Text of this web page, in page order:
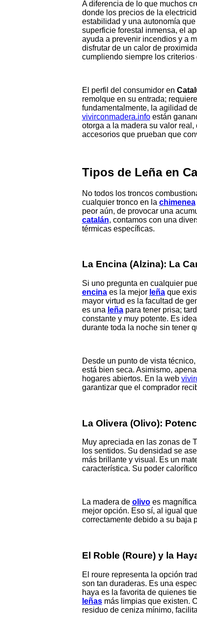
A diferencia de lo que muchos
donde los precios de la
estabilidad y una autonomía
superficie forestal inmensa, el
ayuda a prevenir incendios y a
disfrutar de un calor de
cumpliendo siempre los
El perfil del consumidor en
remolque en su entrada;
fundamentalmente, la agilidad
vivirconmadera.infoestán
otorga a la madera su valor
accesorios que prueban que
Tipos de Leña en
No todos los troncos
cualquier tronco en la chimenea
peor aún, de provocar una
catalán, contamos con una
térmicas específicas.
La Encina (Alzina): La
Si uno pregunta en cualquier
encinaes la mejor leñaque
mayor virtud es la facultad de
es una leñapara tener prisa;
constante y muy potente. Es
durante toda la noche sin tener
Desde un punto de vista técnico,
está bien seca. Asimismo,
hogares abiertos. En la web
garantizar que el comprador
La Olivera (Olivo):
Muy apreciada en las zonas de
los sentidos. Su densidad se
más brillante y visual. Es un
característica. Su poder
La madera de olivoes magnífica
mejor opción. Eso sí, al igual
correctamente debido a su baja
El Roble (Roure) y la
El roure representa la opción
son tan duraderas. Es una
haya es la favorita de quienes
leñasmás limpias que existen.
residuo de ceniza mínimo,